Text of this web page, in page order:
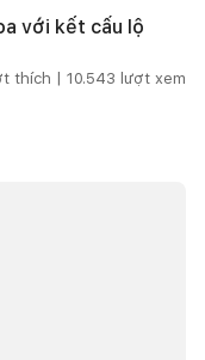
với kết cấu lộ
thích | 10.543 lượt xem